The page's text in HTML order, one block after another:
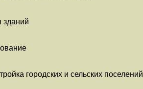
зданий
городских и сельских поселений